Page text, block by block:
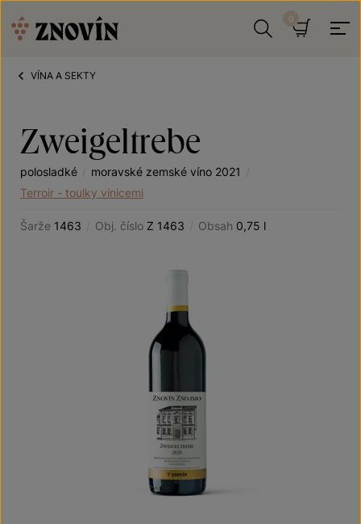
VÍNA A SEKTY
Zweigeltrebe
polosladké / moravské zemské víno 2021 /
Terroir - toulky vinicemi
Šarže 1463 / Obj. číslo Z 1463 / Obsah 0,75 l